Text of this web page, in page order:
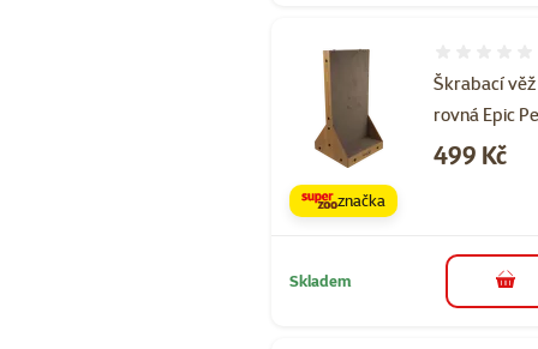
Škrabací věž
rovná Epic
Cena
499 Kč
značka
Skladem do